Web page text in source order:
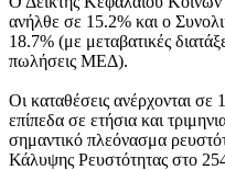
ανήλθε σε 15.2% και ο
18.7% (με μεταβατικές
πωλήσεις ΜΕΔ).
Οι καταθέσεις ανέρχονται σε
επίπεδα σε ετήσια και
σημαντικό πλεόνασμα
Κάλυψης Ρευστότητας στο